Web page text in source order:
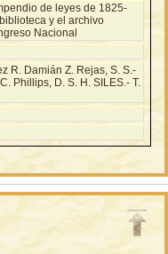
de leyes de 1825-
y el archivo
Nacional
R. Damián Z. Rejas, S. S.-
Phillips, D. S. H. SILES.- T.